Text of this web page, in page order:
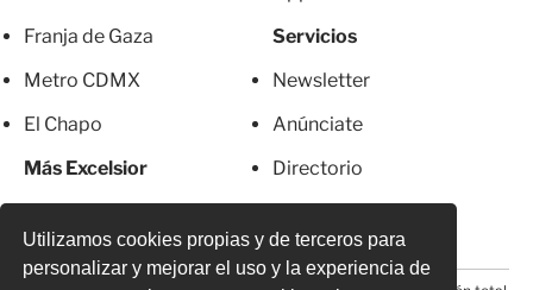
Utilizamos cookies propias y de terceros para
personalizar y mejorar el uso y la experiencia de
Franja de Gaza
Metro CDMX
El Chapo
Más Excelsior
Servicios
Newsletter
Anúnciate
Directorio